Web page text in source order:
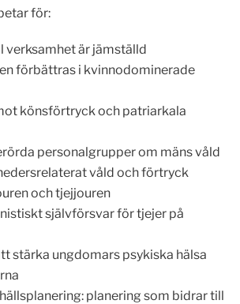
för:
verksamhet är jämställd
förbättras i kvinnodominerade
könsförtryck och patriarkala
personalgrupper om mäns våld
våld och förtryck
och tjejjouren
självförsvar för tjejer på
stärka ungdomars psykiska hälsa
planering som bidrar till